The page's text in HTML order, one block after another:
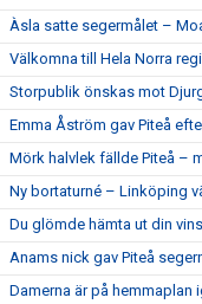
Àsla satte segermålet –
Välkomna till Hela Norra
Storpublik önskas mot
Emma Åström gav Piteå
Mörk halvlek fällde Piteå –
Ny bortaturné – Linköping
Du glömde hämta ut din
Anams nick gav Piteå
Damerna är på hemmaplan